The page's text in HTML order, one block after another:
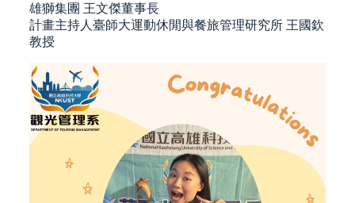
雄獅集團 王文傑董事長
計畫主持人臺師大運動休閒與餐旅管理研究所 王國欽
教授